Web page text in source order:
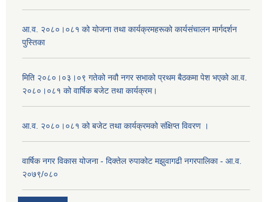
आ.व. २०८०।०८१ को योजना तथा कार्यक्रमहरूको कार्यसंचालन मार्गदर्शन
पुस्तिका
मिति २०८०।०३।०९ गतेको नवौ नगर सभाको प्रथम बैठकमा पेश भएको आ.व.
२०८०।०८१ को वार्षिक बजेट तथा कार्यक्रम।
आ.व. २०८०।०८१ को बजेट तथा कार्यक्रमको संक्षिप्त विवरण ।
वार्षिक नगर विकास योजना - दिक्तेल रुपाकोट मझुवागढी नगरपालिका - आ.व.
२०७९/०८०